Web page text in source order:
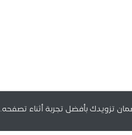
تزويدك بأفضل تجربة أثناء تصفحه.